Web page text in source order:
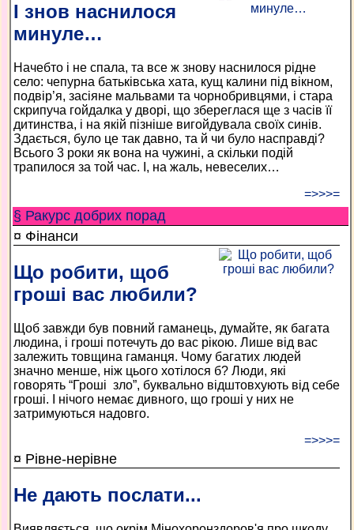
І знов наснилося
минуле…
Начебто і не спала, та все ж знову наснилося рідне
село: чепурна батьківська хата, кущ калини під вікном,
подвір’я, засіяне мальвами та чорнобривцями, і стара
скрипуча гойдалка у дворі, що збереглася ще з часів її
дитинства, і на якій пізніше вигойдувала своїх синів.
Здається, було це так давно, та й чи було насправді?
Всього 3 роки як вона на чужині, а скільки подій
трапилося за той час. І, на жаль, невеселих…
=>>>=
§ Ракурс добрих порад
¤ Фінанси
Що робити, щоб
гроші вас любили?
Щоб завжди був пов­ний гаманець, думайте, як багата
людина, і гроші потечуть до вас рікою. Лише від вас
залежить товщина гаманця. Чому багатих людей
значно менше, ніж цього хотілося б? Люди, які
говорять “Гроші ­ зло”, буквально відштовхують від себе
гроші. І нічого немає дивного, що гроші у них не
затримуються надовго.
=>>>=
¤ Рівне-нерівне
Не дають послати...